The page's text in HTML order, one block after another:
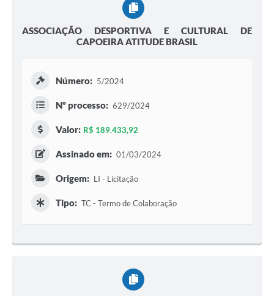
ASSOCIAÇÃO DESPORTIVA E CULTURAL DE
CAPOEIRA ATITUDE BRASIL
Número: 5/2024
Nº processo: 629/2024
Valor: R$ 189.433,92
Assinado em: 01/03/2024
Origem: LI - Licitação
Tipo: TC - Termo de Colaboração